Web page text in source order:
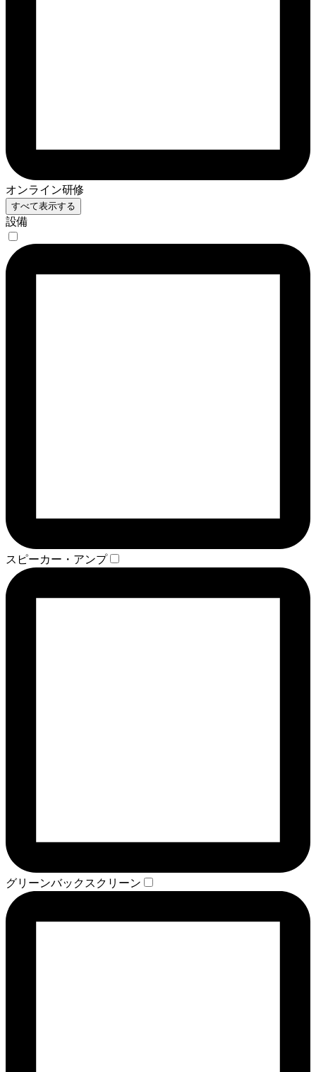
オンライン研修
すべて表示する
設備
スピーカー・アンプ
グリーンバックスクリーン